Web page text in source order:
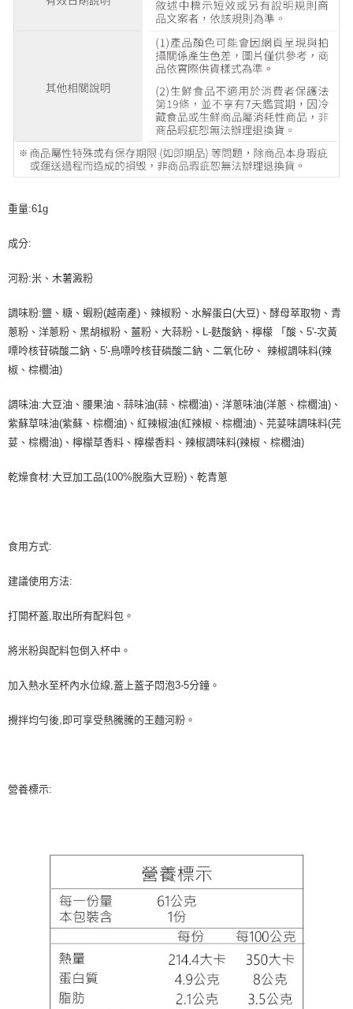
重量:61g
成分:
河粉:米、木薯澱粉
調味粉:鹽、糖、蝦粉(越南產)、辣椒粉、水解蛋白(大豆)、酵母萃取物、青
蔥粉、洋蔥粉、黑胡椒粉、薑粉、大蒜粉、L-麩酸鈉、檸檬 「酸、5'-次黃
嘌呤核苷磷酸二鈉、5'-鳥嘌呤核苷磷酸二鈉、二氧化矽、 辣椒調味料(辣
椒、棕櫚油)
調味油:大豆油、腰果油、蒜味油(蒜、棕櫚油)、洋蔥味油(洋蔥、棕櫚油)、
紫蘇草味油(紫蘇、棕櫚油)、紅辣椒油(紅辣椒、棕櫚油)、芫荽味調味料(芫
荽、棕櫚油)、檸檬草香料、檸檬香料、辣椒調味料(辣椒、棕櫚油)
乾燥食材:大豆加工品(100%脫脂大豆粉)、乾青蔥
食用方式:
建議使用方法:
打開杯蓋,取出所有配料包。
將米粉與配料包倒入杯中。
加入熱水至杯內水位線,蓋上蓋子悶泡3-5分鐘。
攪拌均勻後,即可享受熱騰騰的王麵河粉。
營養標示: